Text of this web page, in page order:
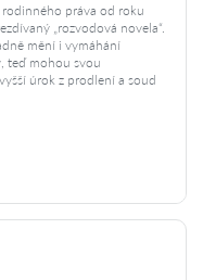
práva od roku
„rozvodová novela“.
mění i vymáhání
teď mohou svou
úrok z prodlení a soud